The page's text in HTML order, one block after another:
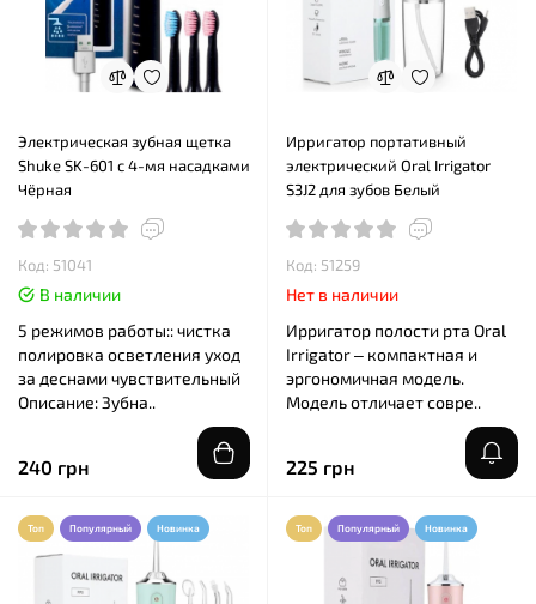
Электрическая зубная щетка
Shuke SK-601 с 4-мя насадками
Чёрная
Код: 51041
В наличии
5 режимов работы:: чистка
полировка осветления уход
за деснами чувствительный
Описание: Зубна..
240 грн
Ирригатор портативный
электрический Oral Irrigator
S3J2 для зубов Белый
Код: 51259
Нет в наличии
Ирригатор полости рта Oral
Irrigator – компактная и
эргономичная модель.
Модель отличает совре..
225 грн
Топ Популярный Новинка Топ Популярный Новинка